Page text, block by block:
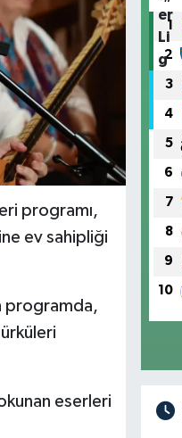
programı,
ev sahipliği
programda,
eserleri
1
2
3
4
5
6
7
8
9
10